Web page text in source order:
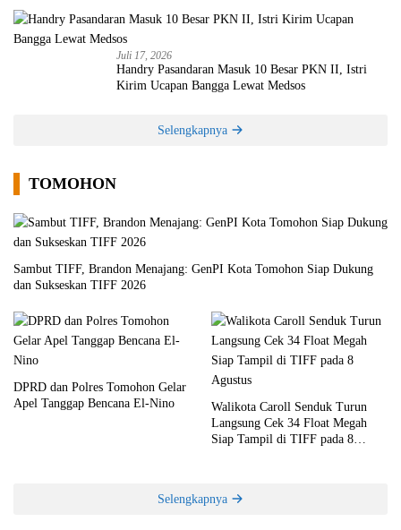
Juli 17, 2026
Handry Pasandaran Masuk 10 Besar PKN II, Istri
Kirim Ucapan Bangga Lewat Medsos
Selengkapnya
TOMOHON
Sambut TIFF, Brandon Menajang: ​GenPI Kota Tomohon Siap Dukung
dan Sukseskan TIFF 2026
DPRD dan Polres Tomohon Gelar
Apel Tanggap Bencana El-Nino
Walikota Caroll Senduk Turun
Langsung Cek 34 Float Megah
Siap Tampil di TIFF pada 8
Selengkapnya